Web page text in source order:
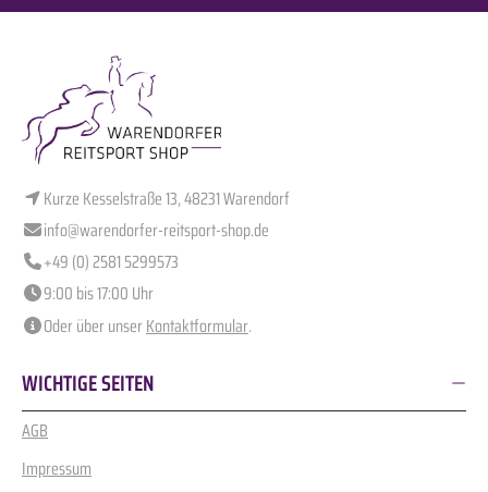
Kurze Kesselstraße 13, 48231 Warendorf
info@warendorfer-reitsport-shop.de
+49 (0) 2581 5299573
9:00 bis 17:00 Uhr
Oder über unserKontaktformular.
WICHTIGE SEITEN
AGB
Impressum